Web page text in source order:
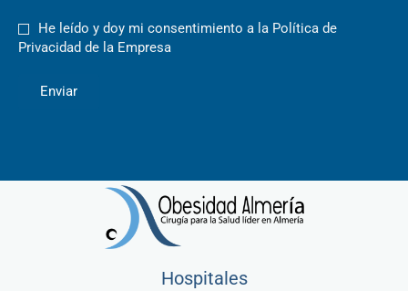
He leído y doy mi consentimiento a la Política de
Privacidad de la Empresa
Hospitales